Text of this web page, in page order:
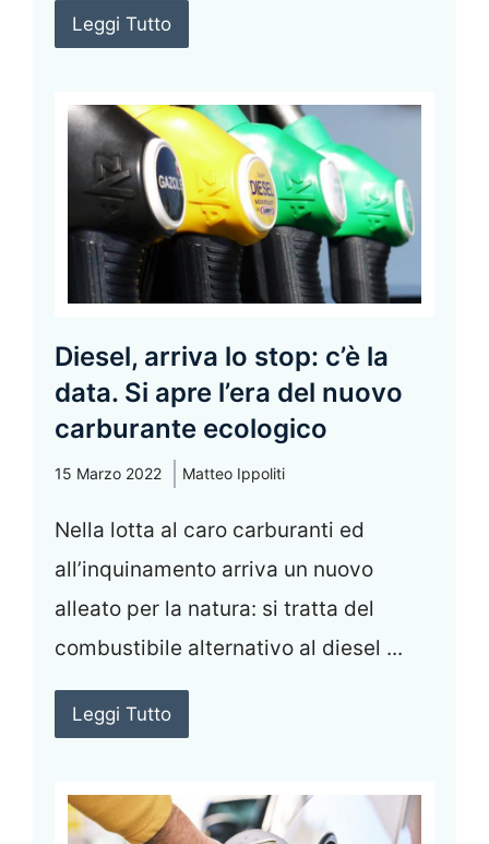
Leggi Tutto
Diesel, arriva lo stop: c’è la
data. Si apre l’era del nuovo
carburante ecologico
15 Marzo 2022 Matteo Ippoliti
Nella lotta al caro carburanti ed
all’inquinamento arriva un nuovo
alleato per la natura: si tratta del
combustibile alternativo al diesel ...
Leggi Tutto